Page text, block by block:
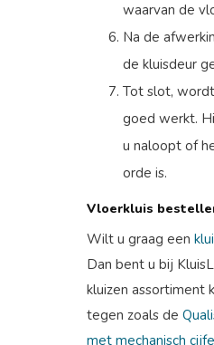
waarvan de
Na de
de kluisdeur
Tot slot,
goed werkt.
u naloopt of
orde is.
Vloerkluis
Wilt u graag een
Dan bent u bij
kluizen assortiment
tegen zoals de
met mechanisch